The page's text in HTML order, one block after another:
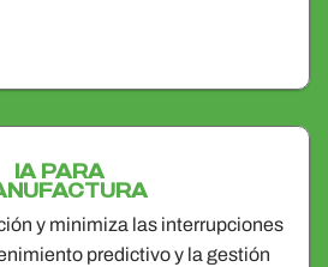
IA PARA
y minimiza las interrupciones
predictivo y la gestión